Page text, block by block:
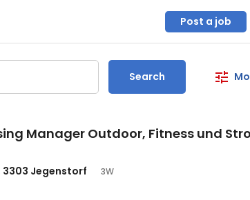
Post a job
Search
Manager Outdoor, Fitness und
3303 Jegenstorf
3W